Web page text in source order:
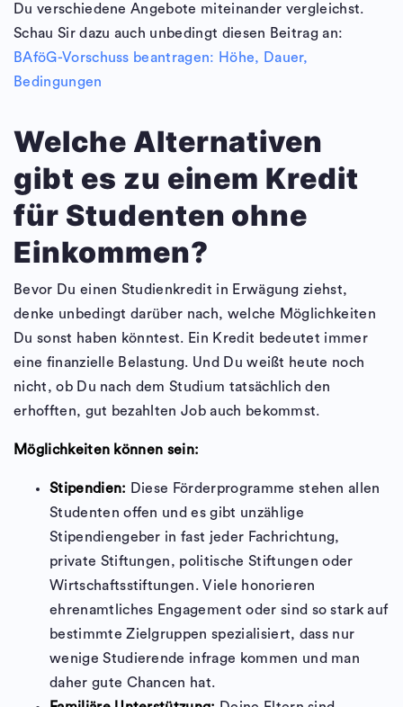
Du verschiedene Angebote miteinander vergleichst.
Schau Sir dazu auch unbedingt diesen Beitrag an:
BAföG-Vorschuss beantragen: Höhe, Dauer,
Bedingungen
Welche Alternativen
gibt es zu einem Kredit
für Studenten ohne
Einkommen?
Bevor Du einen Studienkredit in Erwägung ziehst,
denke unbedingt darüber nach, welche Möglichkeiten
Du sonst haben könntest. Ein Kredit bedeutet immer
eine finanzielle Belastung. Und Du weißt heute noch
nicht, ob Du nach dem Studium tatsächlich den
erhofften, gut bezahlten Job auch bekommst.
Möglichkeiten können sein:
Stipendien: Diese Förderprogramme stehen allen
Studenten offen und es gibt unzählige
Stipendiengeber in fast jeder Fachrichtung,
private Stiftungen, politische Stiftungen oder
Wirtschaftsstiftungen. Viele honorieren
ehrenamtliches Engagement oder sind so stark auf
bestimmte Zielgruppen spezialisiert, dass nur
wenige Studierende infrage kommen und man
daher gute Chancen hat.